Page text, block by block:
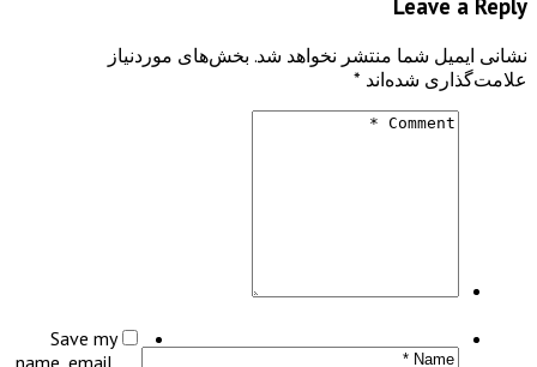
منتشر نخواهد شد. بخش‌های موردنیاز
*